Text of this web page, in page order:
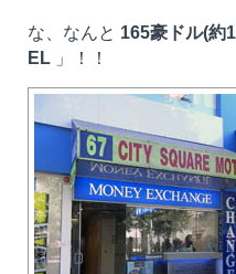
な、なんと 165豪ドル(約
EL 」！！